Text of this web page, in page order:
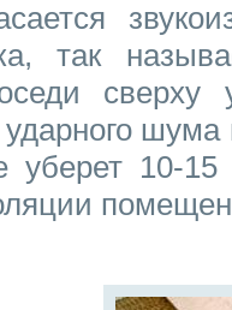
так
сверху
уберет 10-